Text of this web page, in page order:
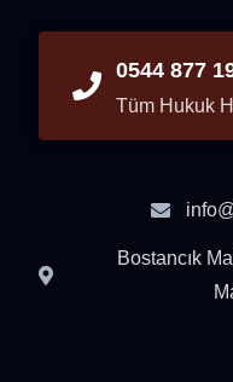
0544 877
Tüm Hukuk
Bostancık